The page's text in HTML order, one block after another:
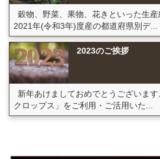
穀物、野菜、果物、花きといった生産
2021年(令和3年)度産の都道府県別デ...
2023のご挨拶
新年あけましておめでとうございま
クロップス」をご利用・ご活用いた...